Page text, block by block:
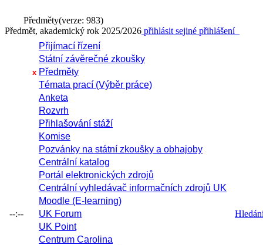
Předměty(verze: 983)
Předmět, akademický rok 2025/2026 přihlásit sejiné přihlášení
--:--
Přijímací řízení
Státní závěrečné zkoušky
x Předměty
Témata prací (Výběr práce)
Anketa
Rozvrh
Přihlašování stáží
Komise
Pozvánky na státní zkoušky a obhajoby
Centrální katalog
Portál elektronických zdrojů
Centrální vyhledávač informačních zdrojů UK
Moodle (E-learning)
UK Forum
UK Point
Centrum Carolina